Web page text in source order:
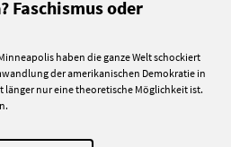
Faschismus oder
haben die ganze Welt schockiert
der amerikanischen Demokratie in
nur eine theoretische Möglichkeit ist.